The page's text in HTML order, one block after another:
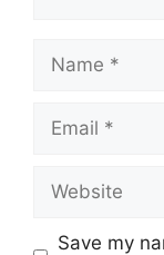
Save my